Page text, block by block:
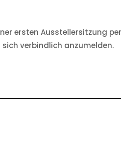
ersten Ausstellersitzung
verbindlich anzumelden.